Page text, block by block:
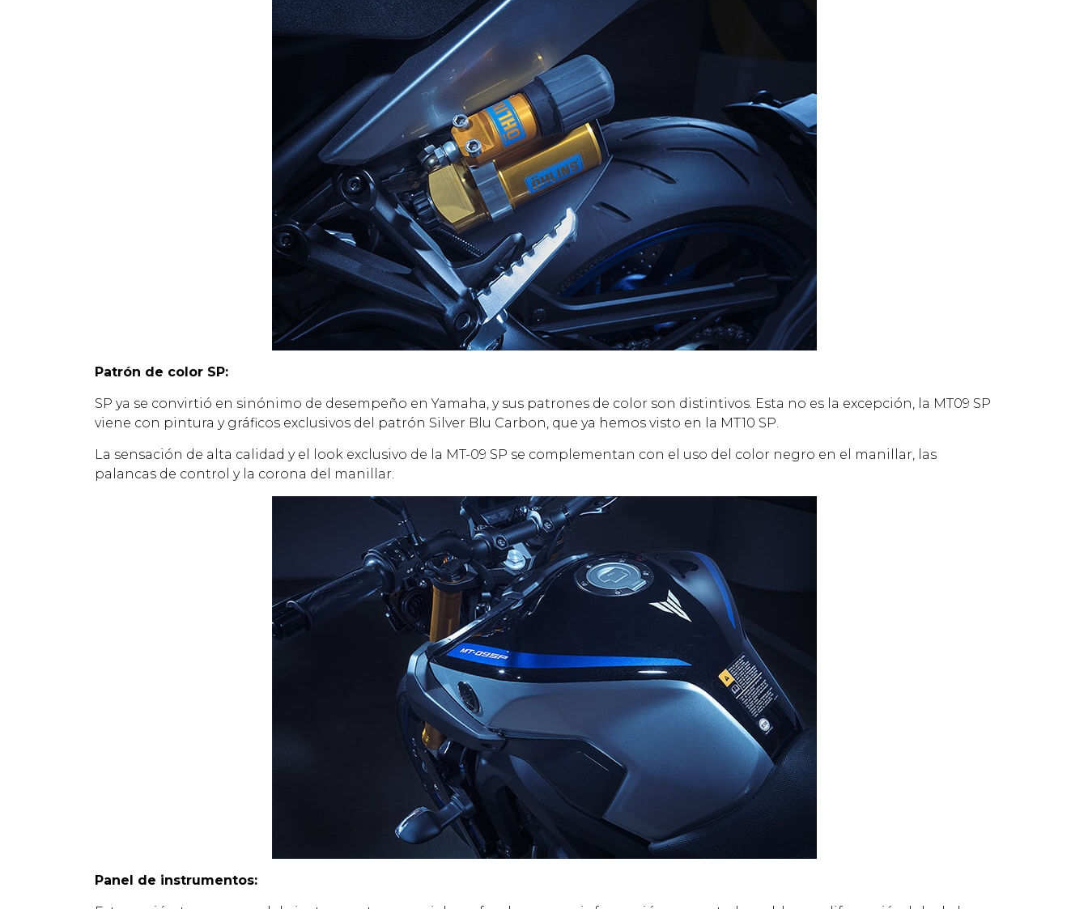
Patrón de color SP:
SP ya se convirtió en sinónimo de desempeño en Yamaha, y sus patrones de color son distintivos. Esta no es la excepción, la MT09 SP
viene con pintura y gráficos exclusivos del patrón Silver Blu Carbon, que ya hemos visto en la MT10 SP.
La sensación de alta calidad y el look exclusivo de la MT-09 SP se complementan con el uso del color negro en el manillar, las
palancas de control y la corona del manillar.
Panel de instrumentos: